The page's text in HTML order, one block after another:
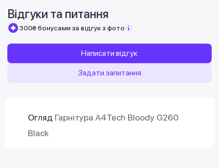
Відгуки та питання
300₴ бонусами за відгук з фото
Написати відгук
Задати запитання
Огляд Гарнітура A4Tech Bloody G260
Black